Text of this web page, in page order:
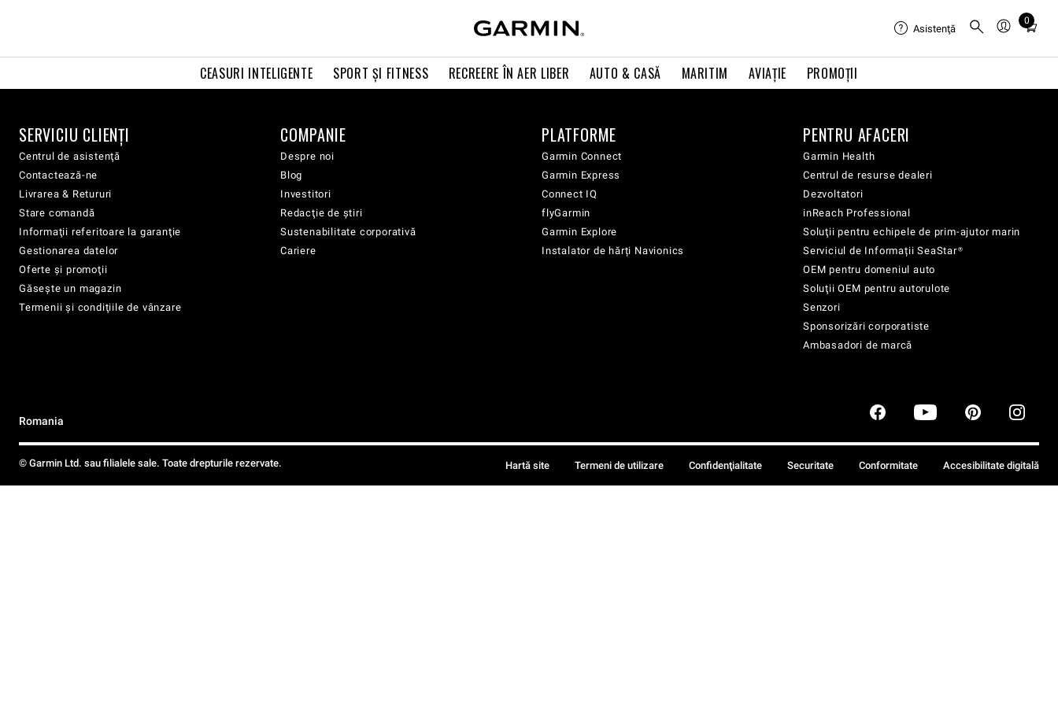
CEASURI INTELIGENTE SPORT ŞI FITNESS RECREERE ÎN AER LIBER AUTO & CASĂ MARITIM AVIAŢIE PROMOȚII
Asistenţă
0
Total
cart:
SERVICIU CLIENŢI
Centrul de asistenţă
Contactează-ne
Livrarea & Retururi
Stare comandă
Informaţii referitoare la garanţie
Gestionarea datelor
Oferte şi promoţii
Găsește un magazin
Termenii şi condiţiile de vânzare
COMPANIE
Despre noi
Blog
Investitori
Redacţie de ştiri
Sustenabilitate corporativă
Cariere
PLATFORME
Garmin Connect
Garmin Express
Connect IQ
flyGarmin
Garmin Explore
Instalator de hărți Navionics
PENTRU AFACERI
Garmin Health
Centrul de resurse dealeri
Dezvoltatori
inReach Professional
Soluţii pentru echipele de prim-ajutor marin
Serviciul de Informații SeaStar®
OEM pentru domeniul auto
Soluţii OEM pentru autorulote
Senzori
Sponsorizări corporatiste
Ambasadori de marcă
Romania
© Garmin Ltd. sau filialele sale. Toate drepturile rezervate. Hartă site Termeni de utilizare Confidenţialitate Securitate Conformitate Accesibilitate digitală